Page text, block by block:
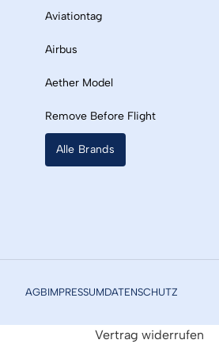
Aviationtag
Airbus
Aether Model
Remove Before Flight
Alle Brands
AGBIMPRESSUMDATENSCHUTZ
Vertrag widerrufen